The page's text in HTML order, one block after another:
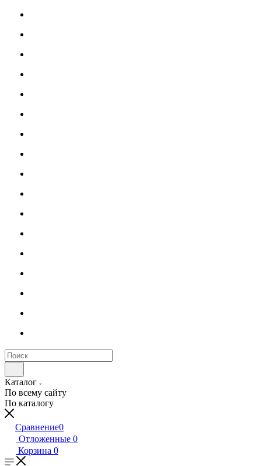
Каталог
По всему сайту
По каталогу
Сравнение0
Отложенные 0
Корзина 0